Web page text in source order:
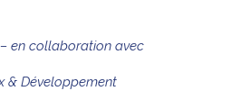
en collaboration avec
& Développement